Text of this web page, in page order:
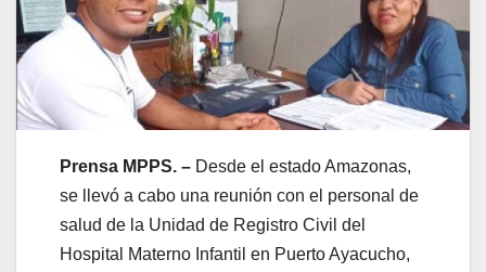
Prensa MPPS. – Desde el estado Amazonas,
se llevó a cabo una reunión con el personal de
salud de la Unidad de Registro Civil del
Hospital Materno Infantil en Puerto Ayacucho,